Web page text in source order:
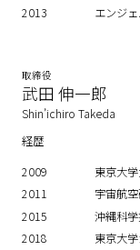
2013
エンジ
取締役
武田 伸一郎
Shin’ichiro Takeda
経歴
2009
東京大
2011
宇宙航
2015
沖縄科
2018
東京大